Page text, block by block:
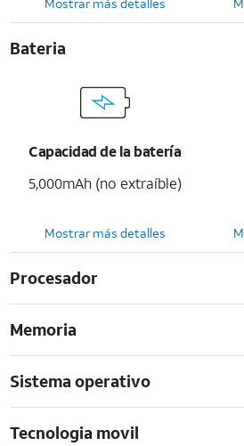
Bateria
Capacidad de la batería
5,000mAh (no extraíble)
Mostrar más detalles
Procesador
Memoria
Sistema operativo
Tecnologia movil